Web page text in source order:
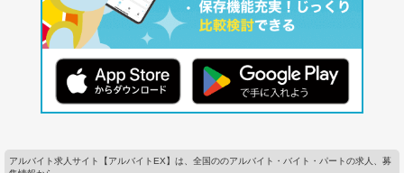
アルバイト求人サイト【アルバイトEX】は、全国ののアルバイト・バイト・パートの求人、募